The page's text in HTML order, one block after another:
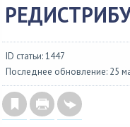
ID статьи: 1447
Последнее обновление: 25